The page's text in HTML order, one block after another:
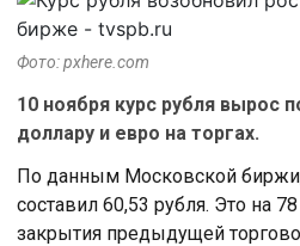
Фото: pxhere.com
10 ноября курс рубля вырос
доллару и евро на торгах.
По данным Московской
составил 60,53 рубля. Это на
закрытия предыдущей